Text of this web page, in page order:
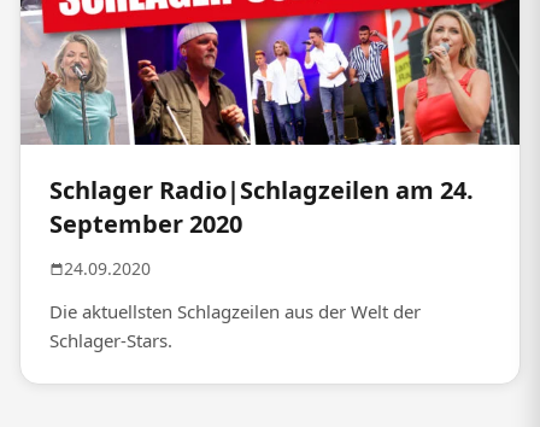
Schlager Radio|Schlagzeilen am 24.
September 2020
24.09.2020
Die aktuellsten Schlagzeilen aus der Welt der
Schlager-Stars.